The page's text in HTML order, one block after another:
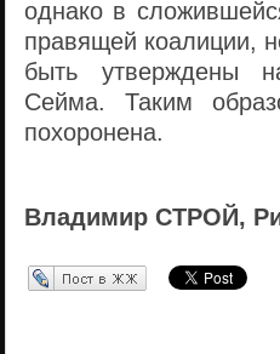
однако в
правящей коалиции,
быть утверждены
Сейма. Таким
похоронена.
Владимир СТРОЙ,
Перепост в ЖЖ